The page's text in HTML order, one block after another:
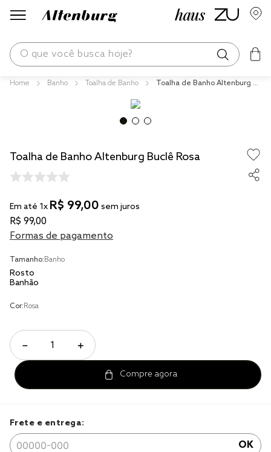
O que você busca hoje?
Banho Toalha de Banho
Toalha de Banho Altenburg B
Toalha de Banho Altenburg Buclê Rosa
Em até 1x R$ 99,00 sem juros
R$ 99,00
Formas de pagamento
Tamanho:Banho
Rosto
Banhão
Cor:Rosa
＋
－
Frete e entrega:
OK
edredom
jogos cama
travesseiro
tencel
jogo cama
jogo cama casal